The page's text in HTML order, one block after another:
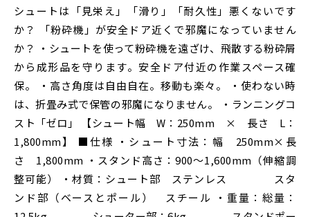
シュートは「見栄え」「滑り」「耐久性」悪くないです
か？ 「粉砕機」が安全ドア近くで邪魔になっていません
か？ ・シュートを使って粉砕機を遠ざけ、飛散する粉砕屑
から成形品を守ります。安全ドア付近の作業スペース確
保。 ・高さ角度は自由自在。移動も楽々。 ・使わない時
は、折畳み式で保管の邪魔になりません。 ・ランニングコ
スト「ゼロ」 【シュート幅 W：250mm × 長さ L：
1,800mm】 ■仕様 ・シュート寸法：幅 250mm×長
さ 1,800mm ・スタンド高さ：900～1,600mm（伸縮調
整可能） ・材質：シュート部 ステンレス スタ
ンド部（ベースとポール） スチール ・重量：総量：